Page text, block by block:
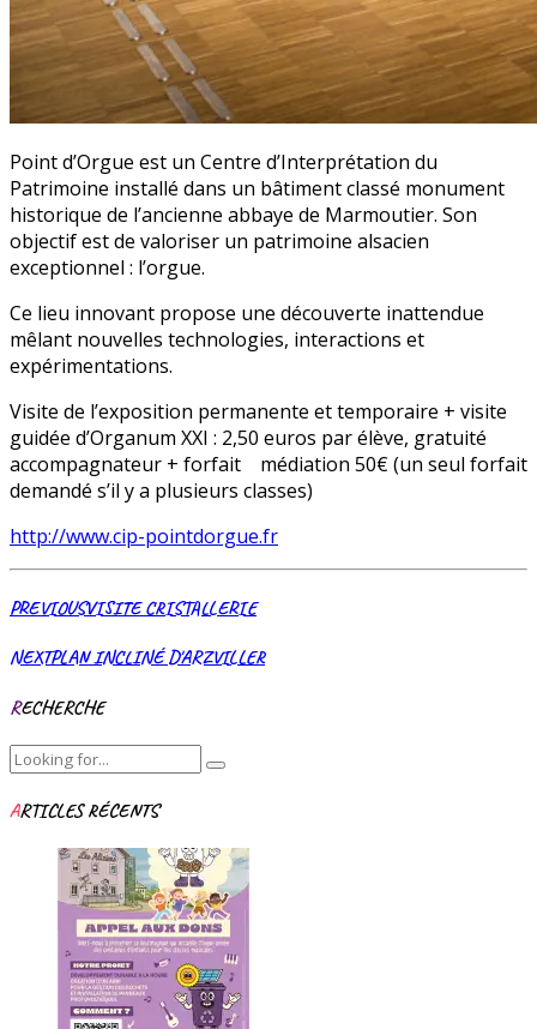
Point d’Orgue est un Centre d’Interprétation du
Patrimoine installé dans un bâtiment classé monument
historique de l’ancienne abbaye de Marmoutier. Son
objectif est de valoriser un patrimoine alsacien
exceptionnel : l’orgue.
Ce lieu innovant propose une découverte inattendue
mêlant nouvelles technologies, interactions et
expérimentations.
Visite de l’exposition permanente et temporaire + visite
guidée d’Organum XXI : 2,50 euros par élève, gratuité
accompagnateur + forfait médiation 50€ (un seul forfait
demandé s’il y a plusieurs classes)
http://www.cip-pointdorgue.fr
PREVIOUSVISITE CRISTALLERIE
NEXTPLAN INCLINÉ D'ARZVILLER
RECHERCHE
ARTICLES RÉCENTS